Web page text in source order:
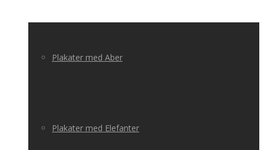
Plakater med Aber
Plakater med Elefanter